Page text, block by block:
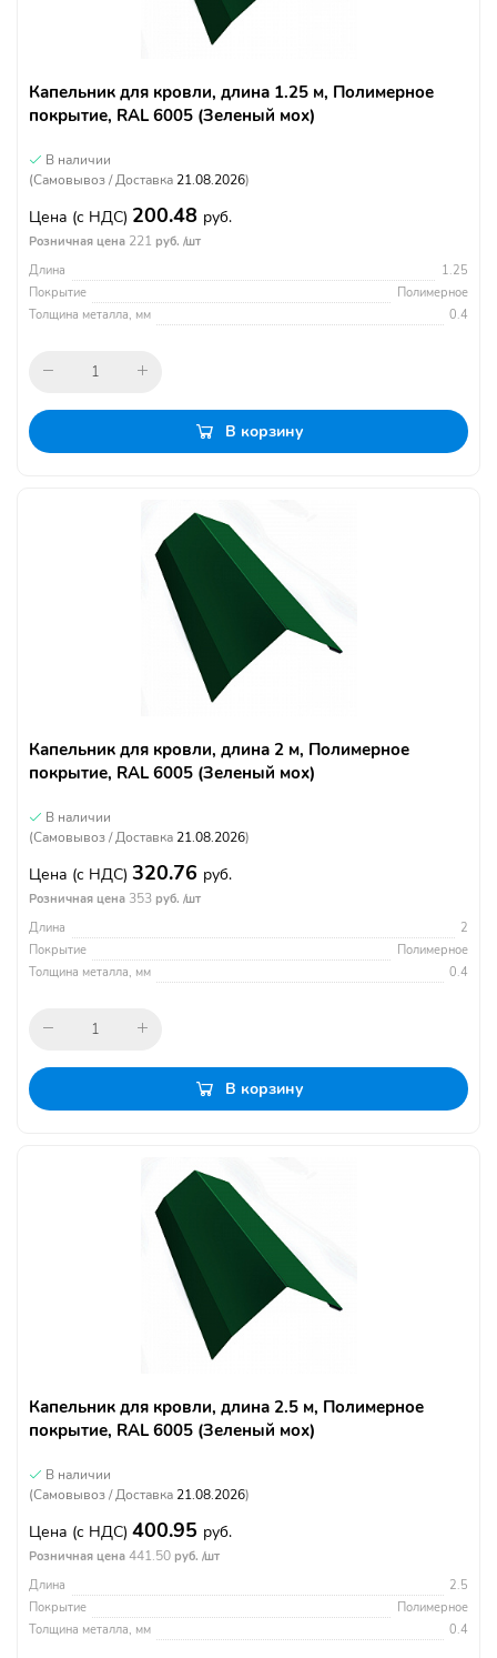
Капельник для кровли, длина 1.25 м, Полимерное
покрытие, RAL 6005 (Зеленый мох)
В наличии
(Самовывоз / Доставка 21.08.2026)
Цена (с НДС) 200.48 руб.
Розничная цена 221 руб. /шт
Длина
1.25
Покрытие
Полимерное
Толщина металла, мм
0.4
В корзину
Капельник для кровли, длина 2 м, Полимерное
покрытие, RAL 6005 (Зеленый мох)
В наличии
(Самовывоз / Доставка 21.08.2026)
Цена (с НДС) 320.76 руб.
Розничная цена 353 руб. /шт
Длина
2
Покрытие
Полимерное
Толщина металла, мм
0.4
В корзину
Капельник для кровли, длина 2.5 м, Полимерное
покрытие, RAL 6005 (Зеленый мох)
В наличии
(Самовывоз / Доставка 21.08.2026)
Цена (с НДС) 400.95 руб.
Розничная цена 441.50 руб. /шт
Длина
2.5
Покрытие
Полимерное
Толщина металла, мм
0.4